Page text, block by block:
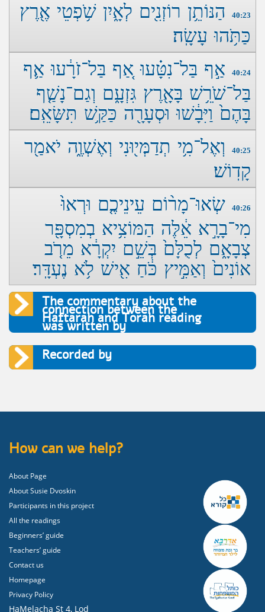
40:23
הַנּוֹתֵ֥ן רוֹזְנִ֖ים לְאָ֑יִן שֹׁ֥פְטֵי אֶ֖רֶץ
כַּתֹּ֥הוּ עָשָֽׂה׃
40:24
אַ֣ף בַּל־נִטָּ֗עוּ אַ֚ף בַּל־זֹרָ֔עוּ אַ֛ף
בַּל־שֹׁרֵ֥שׁ בָּאָ֖רֶץ גִּזְעָ֑ם וְגַם־נָשַׁ֤ף
בָּהֶם֙ וַיִּבָ֔שׁוּ וּסְעָרָ֖ה כַּקַּ֥שׁ תִּשָּׂאֵֽם׃
40:25
וְאֶל־מִ֥י תְדַמְּי֖וּנִי וְאֶשְׁוֶ֑ה יֹאמַ֖ר
קָדֽוֹשׁ׃
40:26
שְׂאוּ־מָר֨וֹם עֵינֵיכֶ֤ם וּרְאוּ֙
מִי־בָרָ֣א אֵ֔לֶּה הַמּוֹצִ֥יא בְמִסְפָּ֖ר
צְבָאָ֑ם לְכֻלָּם֙ בְּשֵׁ֣ם יִקְרָ֔א מֵרֹ֤ב
אוֹנִים֙ וְאַמִּ֣יץ כֹּ֔חַ אִ֖ישׁ לֹ֥א נֶעְדָּֽר׃
The commentary about the
connection between the
Haftarah and Torah reading
was written by
Recorded by
How can we help?
About Page
About Susie Dvoskin
Participants in this project
All the readings
Beginners’ guide
Teachers’ guide
Contact us
Homepage
Privacy Policy
HaMelacha St 4, Lod